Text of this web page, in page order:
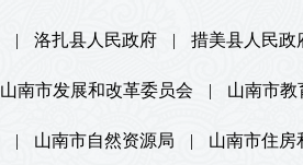
| 洛扎县人民政府 | 措美县人民政
山南市发展和改革委员会 | 山南市教
| 山南市自然资源局 | 山南市住房